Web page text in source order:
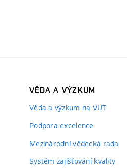
VĚDA A VÝZKUM
Věda a výzkum na VUT
Podpora excelence
Mezinárodní vědecká rada
Systém zajišťování kvality